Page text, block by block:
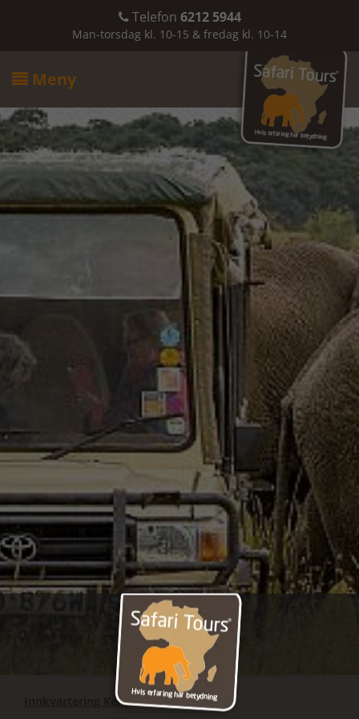
Telefon 6212 5944
Man-torsdag kl. 10-15 & fredag kl. 10-14
 Meny
Innkvartering Kenya